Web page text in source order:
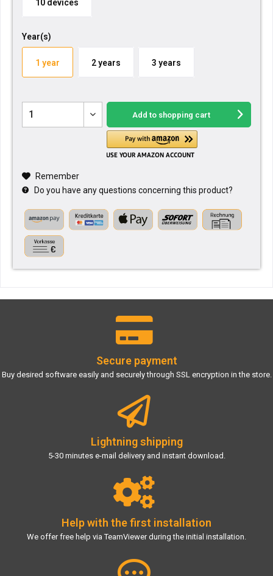
10 devices
Year(s)
1 year 2 years 3 years
Add to shopping cart
Remember
Do you have any questions concerning this product?
Secure payment
Buy desired software easily and securely through SSL encryption in the store.
Lightning shipping
5-30 minutes e-mail delivery and instant download.
Help with the first installation
We offer free help via TeamViewer during the initial installation.